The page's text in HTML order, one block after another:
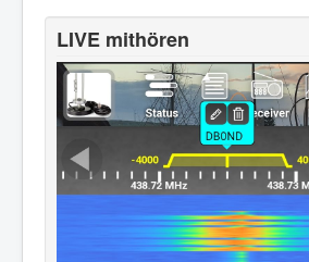
LIVE mithören